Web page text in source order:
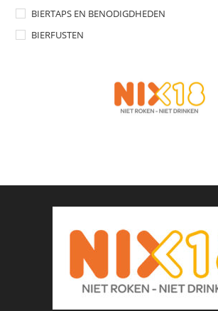
BIERTAPS EN BENODIGDHEDEN
BIERFUSTEN